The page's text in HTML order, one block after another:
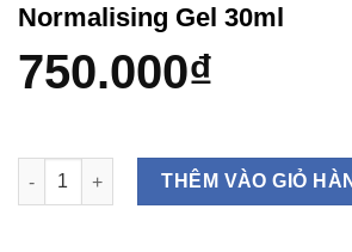
Normalising Gel 30ml
750.000₫
Serum dưỡng ẩm dành cho da mụn
THÊM VÀO GIỎ